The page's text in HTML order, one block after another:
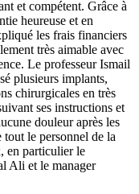
et compétent. Grâce à
heureuse et en
les frais financiers
très aimable avec
Le professeur Ismail
plusieurs implants,
chirurgicales en très
ses instructions et
douleur après les
tout le personnel de la
en particulier le
Ali et le manager